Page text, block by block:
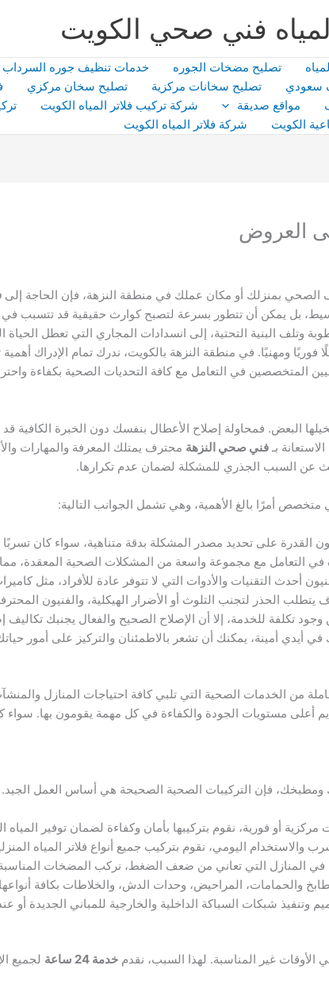
فني صحي الكويت
تصليح مضخات الجوره خدمات تنظيف جوره السرداب
سعودي تصليح سخانات مركزية تصليح سخان مركزي
مواقع صديقة شركة تركيب فلاتر المياه الكويت
الكويت شركة فلاتر المياه الكويت
العروض
الصحي بمنزلك أو مكان عملك في منطقة النزهة، فإن الحاجة إلى
بل يمكن أن تتطور بسرعة لتصبح كوارث حقيقية قد تتسبب في
وتلف البنية التحتية، إلى انسدادات المجاري التي تعطل
ومهنيًا. في منطقة النزهة بالكويت، ندرك تمام الإدراك
المتخصصين في التعامل مع كافة التحديات الصحية بكفاءة
البعض. فمحاولة إصلاح الأعطال بنفسك دون الخبرة الكافية
بـ فني صحي النزهة محترف يمتلك المعرفة والمهارات
عن السبب الجذري للمشكلة لضمان عدم تكرارها.
أمرًا بالغ الأهمية، وهي تشمل الجوانب التالية:
القدرة على تحديد مصدر المشكلة بدقة متناهية، سواء كان تسربًا
التعامل مع مجموعة واسعة من المشكلات الصحية المعقدة، مما
أحدث التقنيات والأدوات التي لا تتوفر عادة للأفراد، مثل
الحذر لتجنب التلوث أو الأضرار الهيكلية، والفنيون
تكلفة للخدمة، إلا أن الإصلاح الصحيح والفعال يجنبك
أيدي أمينة، يمكنك أن تشعر بالاطمئنان والتركيز على أمور
من الخدمات الصحية التي تلبي كافة احتياجات المنازل
أعلى مستويات الجودة والكفاءة في كل مهمة يقومون بها. سواء
ومطبخك، فإن التركيبات الصحية الصحيحة هي أساس العمل
أو فورية، نقوم بتركيبها بأمان وكفاءة لضمان توفير
والاستخدام اليومي، نقوم بتركيب جميع أنواع فلاتر المياه
في المنازل التي تعاني من ضعف الضغط، نركب المضخات المناسبة
والحمامات، المراحيض، وحدات الدش، والخلاطات بكافة
وتنفيذ شبكات السباكة الداخلية والخارجية للمباني الجديدة أو
الأوقات غير المناسبة. لهذا السبب، نقدم خدمة 24 ساعة
لجميع